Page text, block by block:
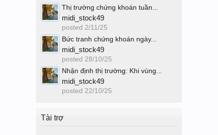
Thị trường chứng khoán tuần...
midi_stock49
posted 2/11/25
Bức tranh chứng khoán ngày...
midi_stock49
posted 28/10/25
Nhận định thị trường: Khi vùng...
midi_stock49
posted 22/10/25
Tài trợ